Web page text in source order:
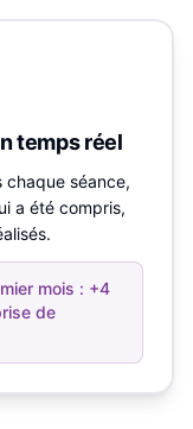
temps réel
chaque séance,
a été compris,
mois : +4
de